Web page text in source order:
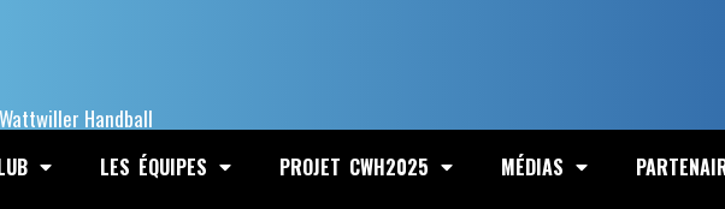
Handball
LES ÉQUIPES PROJET CWH2025 MÉDIAS